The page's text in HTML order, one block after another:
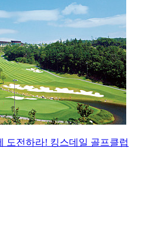
도전하라! 킹스데일 골프클럽